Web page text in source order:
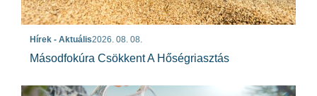
Hírek - Aktuális2026. 08. 08.
Másodfokúra Csökkent A Hőségriasztás